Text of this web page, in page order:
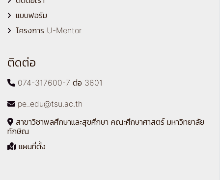
แบบฟอร์ม
โครงการ U-Mentor
ติดต่อ
074-317600-7 ต่อ 3601
pe_edu@tsu.ac.th
สาขาวิชาพลศึกษาและสุขศึกษา คณะศึกษาศาสตร์ มหาวิทยาลัย
ทักษิณ
แผนที่ตั้ง